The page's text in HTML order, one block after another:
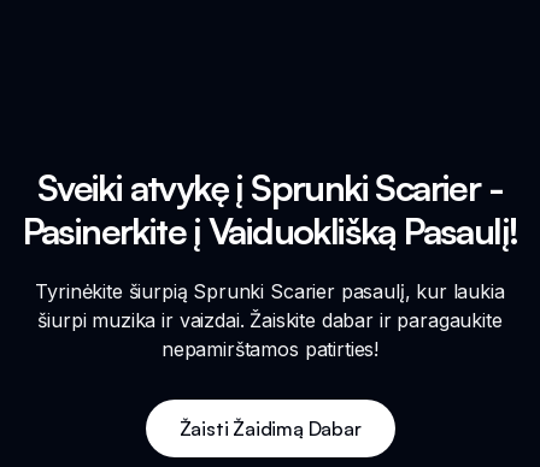
Sveiki atvykę į Sprunki Scarier -
Pasinerkite į Vaiduoklišką Pasaulį!
Tyrinėkite šiurpią Sprunki Scarier pasaulį, kur laukia
šiurpi muzika ir vaizdai. Žaiskite dabar ir paragaukite
nepamirštamos patirties!
Žaisti Žaidimą Dabar